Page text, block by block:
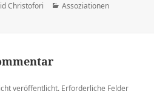
Christofori Kategorien
Assoziationen
veröffentlicht. Erforderliche Felder